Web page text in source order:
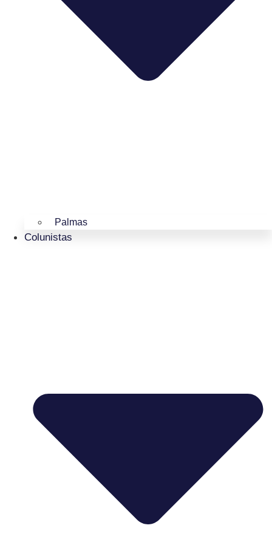
Palmas
Colunistas